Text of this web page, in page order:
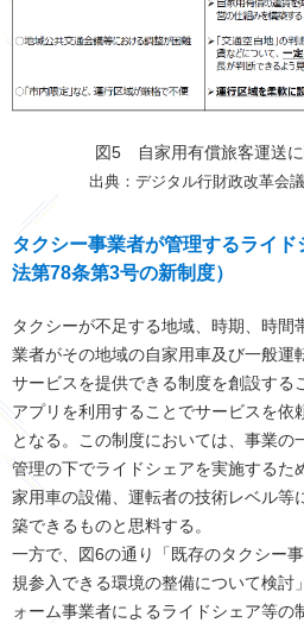
図5 自家用有償旅客運送
出典：デジタル行財政改革会
タクシー事業者が管理するライ
法第78条第3号の新制度）
タクシーが不足する地域、時期、時間
業者がその地域の自家用車及び一般運
サービスを提供できる制度を創設する
アプリを利用することでサービスを依
となる。この制度においては、事業の
管理の下でライドシェアを実施するた
家用車の設備、運転者の技術レベル等
築できるものと思料する。
一方で、図6の通り「既存のタクシー
規参入できる環境の整備について検討
ォーム事業者によるライドシェア等の